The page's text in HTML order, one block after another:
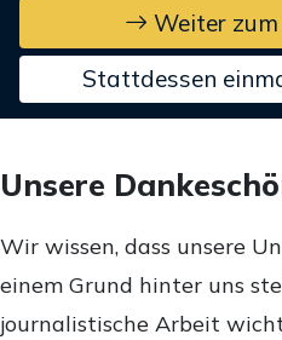
Weiter
Stattdessen
Unsere
Wir wissen, dass unsere
einem Grund hinter uns
journalistische Arbeit